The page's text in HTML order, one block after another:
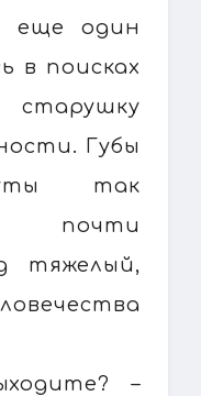
еще один
в поисках
Губы
так
почти
тяжелый,
–